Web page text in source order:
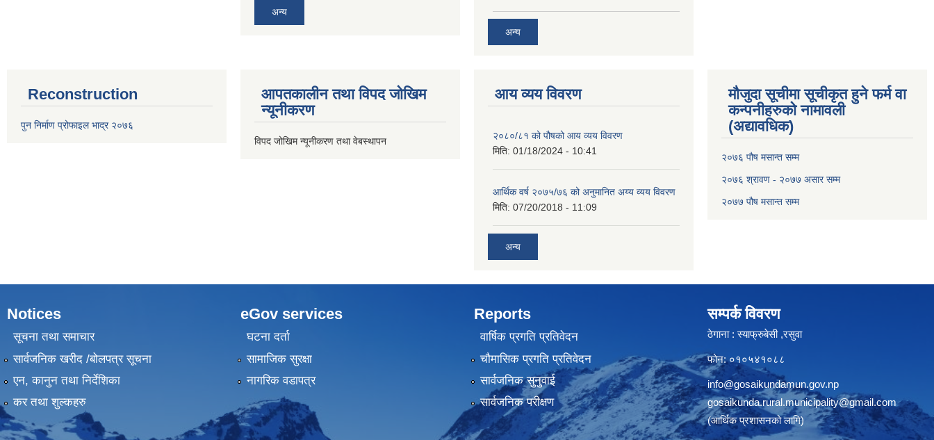
अन्य
अन्य
Reconstruction
पुन निर्माण प्रोफाइल भाद्र २०७६
आपतकालीन तथा विपद जोखिम
न्यूनीकरण
विपद जोखिम न्यूनीकरण तथा वेबस्थापन
आय व्यय विवरण
२०८०/८१ को पौषको आय व्यय विवरण
मिति: 01/18/2024 - 10:41
आर्थिक वर्ष २०७५/७६ को अनुमानित अय्य व्यय विवरण
मिति: 07/20/2018 - 11:09
अन्य
मौजुदा सूचीमा सूचीकृत हुने फर्म वा
कन्पनीहरुको नामावली
(अद्यावधिक)
२०७६ पौष मसान्त सम्म
२०७६ श्रावण - २०७७ असार सम्म
२०७७ पौष मसान्त सम्म
Notices
सूचना तथा समाचार
सार्वजनिक खरीद /बोलपत्र सूचना
एन, कानुन तथा निर्देशिका
कर तथा शुल्कहरु
eGov services
घटना दर्ता
सामाजिक सुरक्षा
नागरिक वडापत्र
Reports
वार्षिक प्रगति प्रतिवेदन
चौमासिक प्रगति प्रतिवेदन
सार्वजनिक सुनुवाई
सार्वजनिक परीक्षण
सम्पर्क विवरण
ठेगाना : स्याफ्रुबेसी ,रसुवा
फोन: ०१०५४१०८८
info@gosaikundamun.gov.np
gosaikunda.rural.municipality@gmail.com
(आर्थिक प्रशासनको लागि)